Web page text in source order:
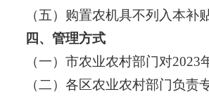
（五）购置农机具不列入本补
四、管理方式
（一）市农业农村部门对2023
（二）各区农业农村部门负